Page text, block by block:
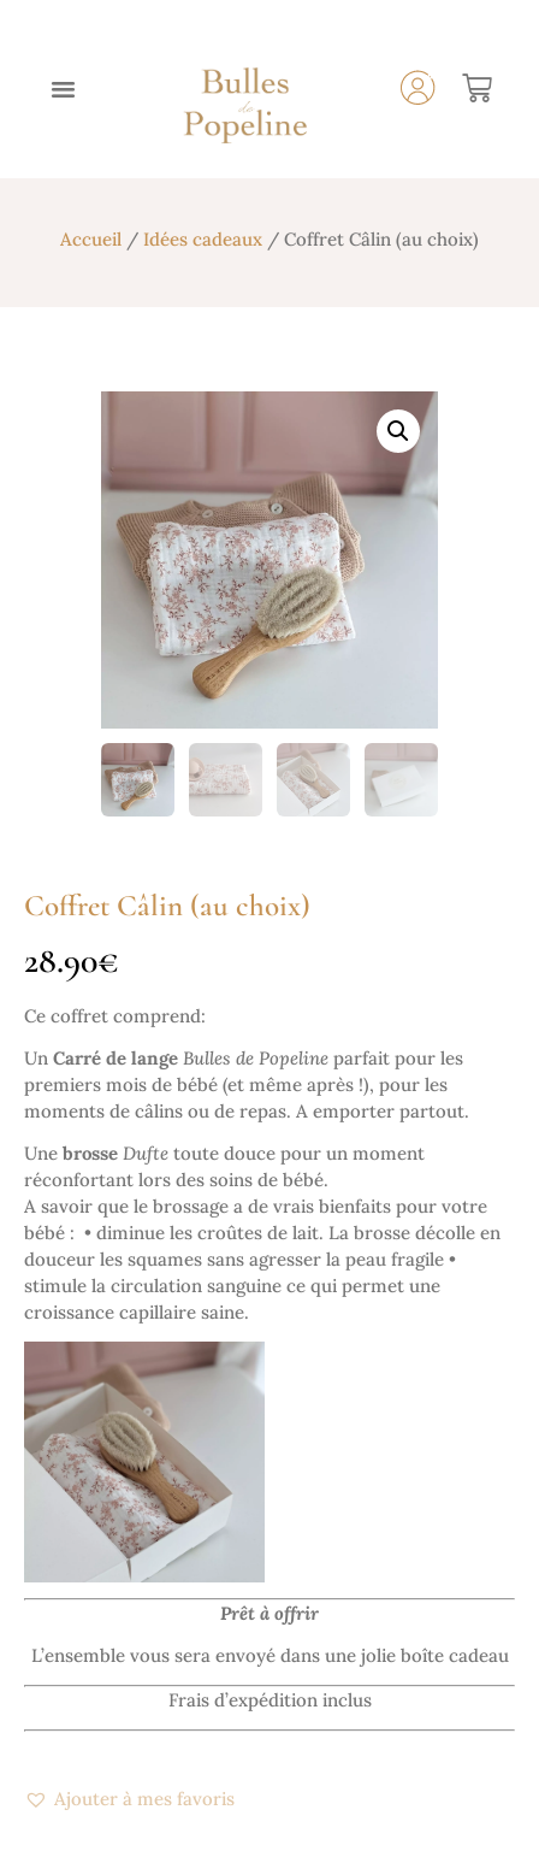
Accueil / Idées cadeaux / Coffret Câlin (au choix)
Coffret Câlin (au choix)
28.90€
Ce coffret comprend:
Un Carré de lange Bulles de Popeline parfait pour les
premiers mois de bébé (et même après !), pour les
moments de câlins ou de repas. A emporter partout.
Une brosse Dufte toute douce pour un moment
réconfortant lors des soins de bébé.
A savoir que le brossage a de vrais bienfaits pour votre
bébé : • diminue les croûtes de lait. La brosse décolle en
douceur les squames sans agresser la peau fragile •
stimule la circulation sanguine ce qui permet une
croissance capillaire saine.
Prêt à offrir
L’ensemble vous sera envoyé dans une jolie boîte cadeau
Frais d’expédition inclus
Ajouter à mes favoris